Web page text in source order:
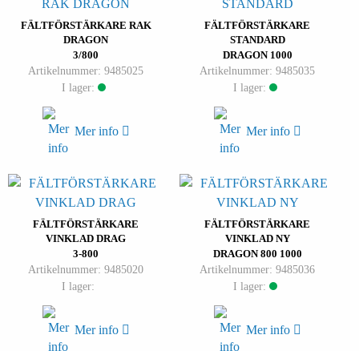
FÄLTFÖRSTÄRKARE RAK
DRAGON
3/800
Artikelnummer: 9485025
I lager:
Mer info
FÄLTFÖRSTÄRKARE
STANDARD
DRAGON 1000
Artikelnummer: 9485035
I lager:
Mer info
FÄLTFÖRSTÄRKARE
VINKLAD DRAG
3-800
Artikelnummer: 9485020
I lager:
Mer info
FÄLTFÖRSTÄRKARE
VINKLAD NY
DRAGON 800 1000
Artikelnummer: 9485036
I lager:
Mer info